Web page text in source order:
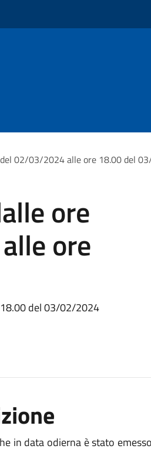
02/03/2024 alle ore 18.00 del
ore
ore
del 03/02/2024
in data odierna è stato